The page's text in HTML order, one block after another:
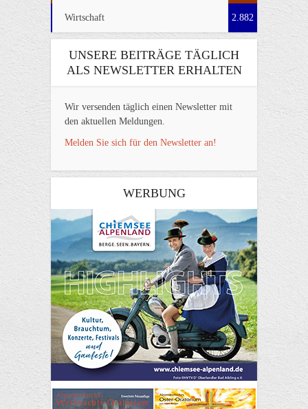
Wirtschaft 2.882
UNSERE BEITRÄGE TÄGLICH
ALS NEWSLETTER ERHALTEN
Wir versenden täglich einen Newsletter mit
den aktuellen Meldungen.
Melden Sie sich für den Newsletter an!
WERBUNG